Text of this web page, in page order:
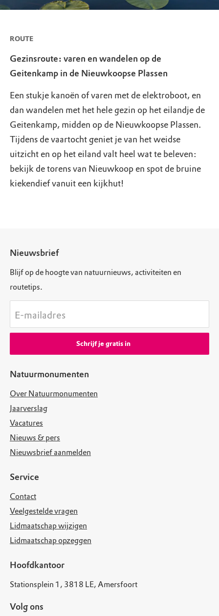
ROUTE
Gezinsroute: varen en wandelen op de
Geitenkamp in de Nieuwkoopse Plassen
Een stukje kanoën of varen met de elektroboot, en
dan wandelen met het hele gezin op het eilandje de
Geitenkamp, midden op de Nieuwkoopse Plassen.
Tijdens de vaartocht geniet je van het weidse
uitzicht en op het eiland valt heel wat te beleven:
bekijk de torens van Nieuwkoop en spot de bruine
kiekendief vanuit een kijkhut!
Natuurmonumenten
Over Natuurmonumenten
Jaarverslag
Vacatures
Nieuws & pers
Nieuwsbrief aanmelden
Service
Contact
Veelgestelde vragen
Lidmaatschap wijzigen
Lidmaatschap opzeggen
Hoofdkantoor
Stationsplein 1, 3818 LE, Amersfoort
Volg ons
Nieuwsbrief
Blijf op de hoogte van natuurnieuws, activiteiten en
routetips.
E-mailadres
Schrijf je gratis in